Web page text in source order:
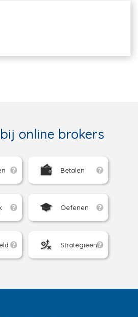
online brokers
Betalen
Oefenen
Strategieën